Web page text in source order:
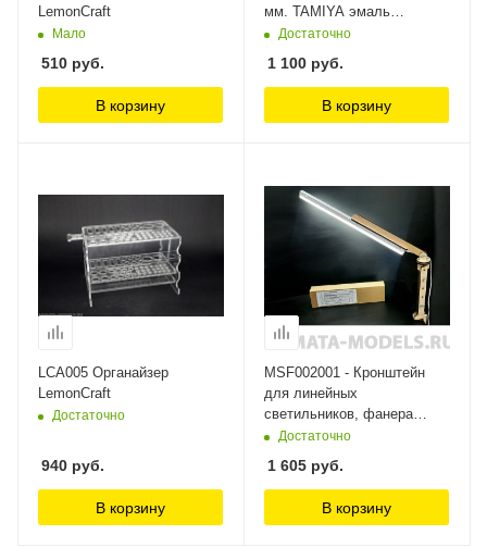
LemonCraft
Мало
510 руб.
В корзину
мм. TAMIYA эмаль
WinModels
Достаточно
1 100 руб.
В корзину
LCA005 Органайзер
LemonCraft
Достаточно
940 руб.
В корзину
MSF002001 - Кронштейн
для линейных
светильников, фанера
Модель-Сервис
Достаточно
1 605 руб.
В корзину